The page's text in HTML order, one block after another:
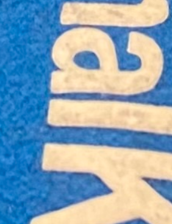
Sekunden Zeit, ab jetzt…”
Ausgestrahlt am 02.10.2023
Moderation: Michel Walde
00:00
PODCAST ABONNIEREN